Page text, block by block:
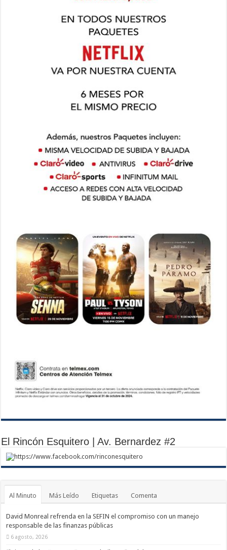
El Rincón Esquitero | Av. Bernardez #2
https://www.facebook.com/rinconesquitero
Al Minuto Más Leído Etiquetas Comenta
David Monreal refrenda en la SEFIN el compromiso con un manejo
responsable de las finanzas públicas
6 agosto, 2026